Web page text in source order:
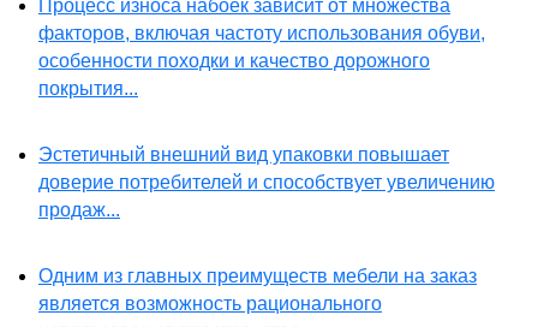
Процесс износа набоек зависит от множества
факторов, включая частоту использования обуви,
особенности походки и качество дорожного
покрытия...
Эстетичный внешний вид упаковки повышает
доверие потребителей и способствует увеличению
продаж...
Одним из главных преимуществ мебели на заказ
является возможность рационального